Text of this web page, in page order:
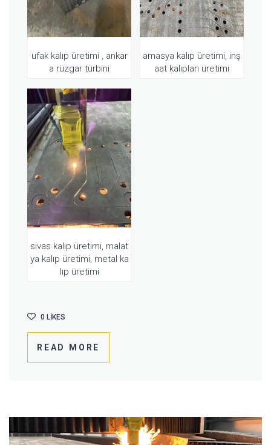
ufak kalıp üretimi , ankar
a rüzgar türbini
amasya kalıp üretimi, inş
aat kalıpları üretimi
sivas kalıp üretimi, malat
ya kalıp üretimi, metal ka
lıp üretimi
READ MORE
0 LIKES